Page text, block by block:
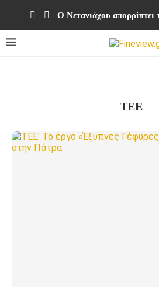
Ο Νετανιάχου απορρίπτει
ΤΕΕ